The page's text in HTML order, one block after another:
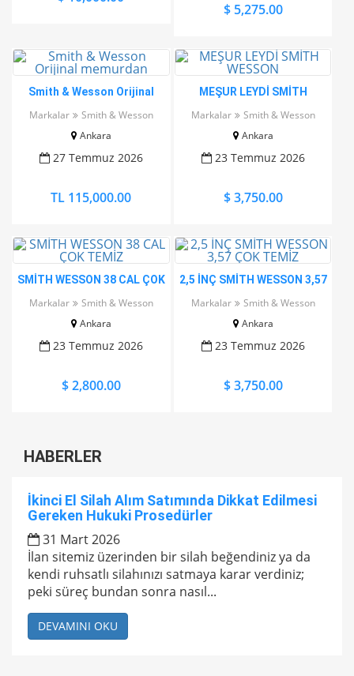
$ 5,275.00
Smith & Wesson Orijinal
Markalar
Smith & Wesson
Ankara
27 Temmuz 2026
TL 115,000.00
MEŞUR LEYDİ SMİTH
Markalar
Smith & Wesson
Ankara
23 Temmuz 2026
$ 3,750.00
SMİTH WESSON 38 CAL ÇOK
Markalar
Smith & Wesson
Ankara
23 Temmuz 2026
$ 2,800.00
2,5 İNÇ SMİTH WESSON 3,57
Markalar
Smith & Wesson
Ankara
23 Temmuz 2026
$ 3,750.00
HABERLER
İkinci El Silah Alım Satımında Dikkat Edilmesi
Gereken Hukuki Prosedürler
31 Mart 2026
İlan sitemiz üzerinden bir silah beğendiniz ya da
kendi ruhsatlı silahınızı satmaya karar verdiniz;
peki süreç bundan sonra nasıl...
DEVAMINI OKU